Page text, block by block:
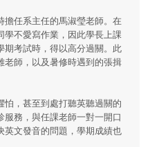
任系主任的馬淑瑩老師。在
不愛寫作業，因此學長上課
考試時，得以高分過關。此
師，以及暑修時遇到的張揖
，甚至到處打聽英聽過關的
務，與任課老師一對一開口
文發音的問題，學期成績也